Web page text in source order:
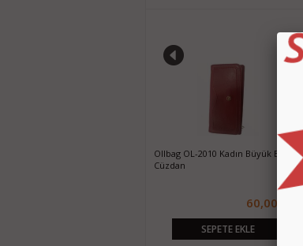
Ollbag OL-2010 Kadın Büyük Boy
Cüzdan
60,00 TL
SEPETE EKLE